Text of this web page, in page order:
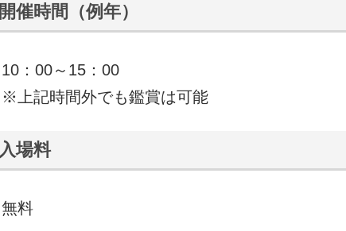
開催時間（例年）
10：00～15：00
※上記時間外でも鑑賞は可能
入場料
無料